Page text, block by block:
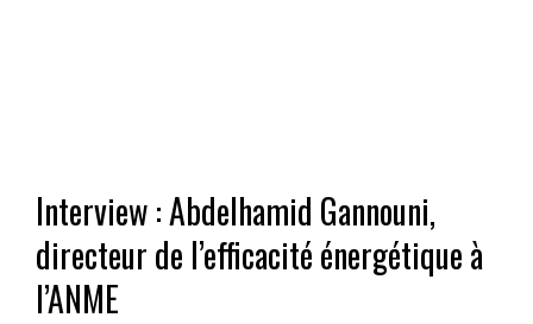
Interview : Abdelhamid Gannouni,
directeur de l’efficacité énergétique à
l’ANME